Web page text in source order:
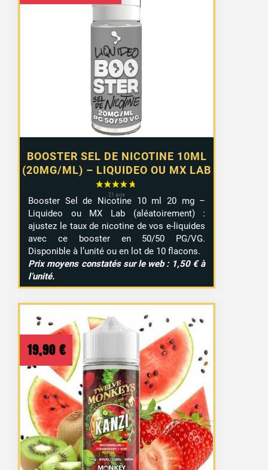
BOOSTER SEL DE NICOTINE 10ML
(20MG/ML) – LIQUIDEO OU MX LAB
de
prix :
1,10 €
à
9,99 €
Booster Sel de Nicotine 10 ml 20 mg –
Liquideo ou MX Lab (aléatoirement) :
ajustez le taux de nicotine de vos e-liquides
avec ce booster en 50/50 PG/VG.
Disponible à l’unité ou en lot de 10 flacons.
Prix moyens constatés sur le web : 1,50 € à
l’unité.
19,90 €